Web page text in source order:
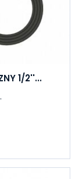
1/2''...